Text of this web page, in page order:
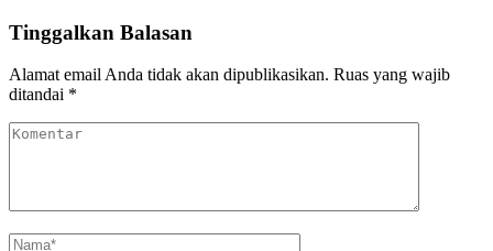
Tinggalkan Balasan
Alamat email Anda tidak akan dipublikasikan. Ruas yang wajib
ditandai *